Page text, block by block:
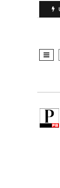
Ribeiro, João